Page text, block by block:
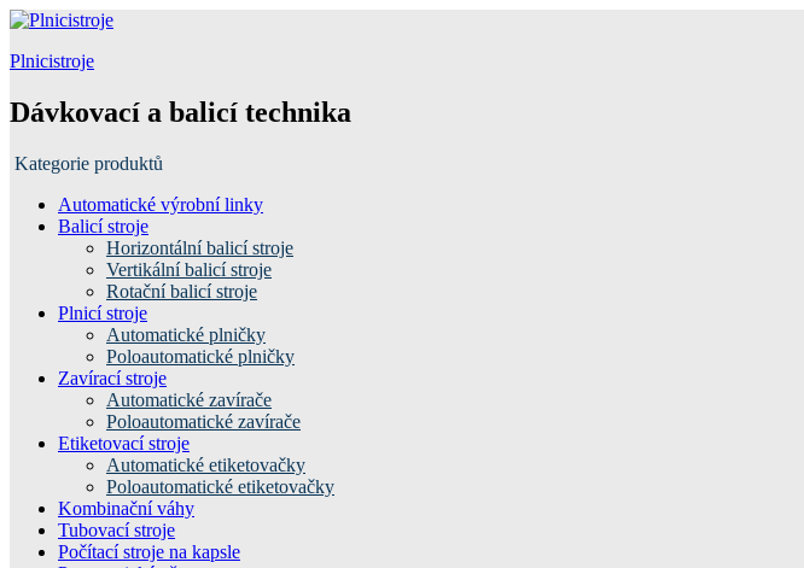
Plnicistroje
Dávkovací a balicí technika
Kategorie produktů
Automatické výrobní linky
Balicí stroje
Horizontální balicí stroje
Vertikální balicí stroje
Rotační balicí stroje
Plnicí stroje
Automatické plničky
Poloautomatické plničky
Zavírací stroje
Automatické zavírače
Poloautomatické zavírače
Etiketovací stroje
Automatické etiketovačky
Poloautomatické etiketovačky
Kombinační váhy
Tubovací stroje
Počítací stroje na kapsle